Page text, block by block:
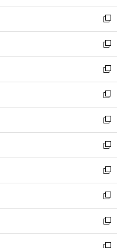
開
く
ウ
で
開
く
ン
ド
ウ
で
開
く
ウ
ィ
ン
ド
ウ
で
開
く
新
し
い
ウ
ィ
ン
ド
ウ
で
開
く
新
し
い
ウ
ィ
ン
ド
ウ
で
開
く
新
し
い
ウ
ィ
ン
ド
ウ
で
開
く
新
し
い
ウ
ィ
ン
ド
ウ
で
開
く
新
し
い
ウ
ィ
ン
ド
ウ
で
開
く
新
し
い
ウ
ィ
ン
ド
ウ
新
し
い
ウ
ィ
ン
新
し
い
ウ
新
し